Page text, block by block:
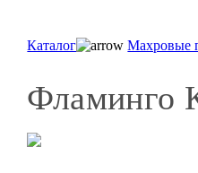
Каталог Махровые
Фламинго